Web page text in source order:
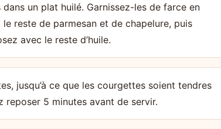
un plat huilé. Garnissez-les de farce en
reste de parmesan et de chapelure, puis
avec le reste d’huile.
jusqu’à ce que les courgettes soient tendres
reposer 5 minutes avant de servir.